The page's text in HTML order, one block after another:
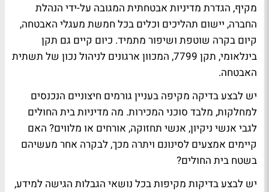
מקיף, הגדרת מדיניות אבטחתית המגובה על-ידי הנהלת
החברה, יישום תהליכים וכלים בכל חמשת מעגלי האבטחה,
קיום בקרה שוטפת ושיפור מתמיד. כיום קיים גם תקן
בינלאומי, תקן 7799, המכוון ארגונים לניהול נכון של תשתית
האבטחה.
יש לבצע בדיקה מקיפה בעניין גורמים חיצוניים הנכנסים
למחלקות, מלבד סוכני המכירות. מה מדיניות בית החולים
לגבי אנשי ניקיון, אנשי תחזוקה, אורחים או מלווים? האם
קיימים אמצעים לסינונם ויתרה מכך, לבקרה אחר מעשיהם
בשטח בית החולים?
יש לבצע בדיקות מקיפות בכל נושאי הגבלות הגישה למידע,